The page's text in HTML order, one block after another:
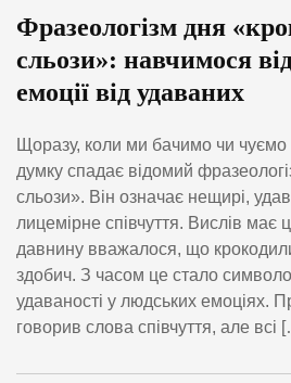
Фразеологізм дня
сльози»: навчимося
емоції від удаваних
Щоразу, коли ми бачимо чи чуємо
думку спадає відомий
сльози». Він означає нещирі,
лицемірне співчуття. Вислів має
давнину вважалося, що
здобич. З часом це стало
удаваності у людських емоціях.
говорив слова співчуття, але всі